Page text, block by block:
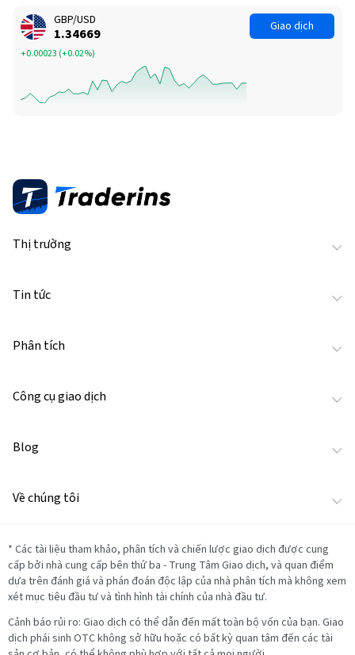
GBP/USD
1.34662
+0.00016 (+0.01%)
Giao dịch
Thị trường
Tin tức
Phân tích
Công cụ giao dịch
Blog
Về chúng tôi
* Các tài liệu tham khảo, phân tích và chiến lược giao dịch được cung
cấp bởi nhà cung cấp bên thứ ba - Trung Tâm Giao dịch, và quan điểm
dựa trên đánh giá và phán đoán độc lập của nhà phân tích mà không xem
xét mục tiêu đầu tư và tình hình tài chính của nhà đầu tư.
Cảnh báo rủi ro: Giao dịch có thể dẫn đến mất toàn bộ vốn của bạn. Giao
dịch phái sinh OTC không sở hữu hoặc có bất kỳ quan tâm đến các tài